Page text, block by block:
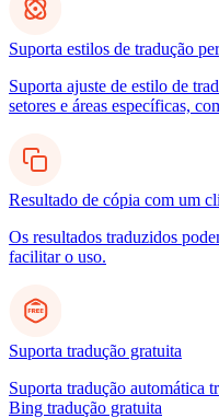
Suporta estilos de tradução
Suporta ajuste de estilo de
setores e áreas específicas,
Resultado de cópia com um
Os resultados traduzidos
facilitar o uso.
Suporta tradução gratuita
Suporta tradução automática
Bing tradução gratuita